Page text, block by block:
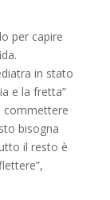
per capire
in stato
e la fretta”
commettere
bisogna
il resto è